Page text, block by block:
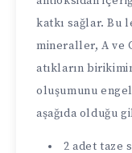
katkı sağlar. Bu
mineraller, A ve
atıkların
oluşumunu
aşağıda olduğu
2 adet taze